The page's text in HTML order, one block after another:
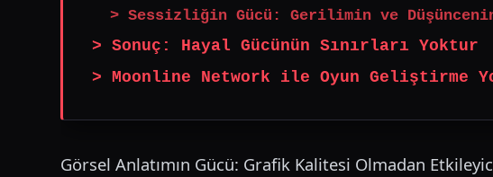
> Sessizliğin Gücü: Gerilimin ve
> Sonuç: Hayal Gücünün Sınırları Yoktur
> Moonline Network ile Oyun Geliştirme
Görsel Anlatımın Gücü: Grafik Kalitesi Olmadan